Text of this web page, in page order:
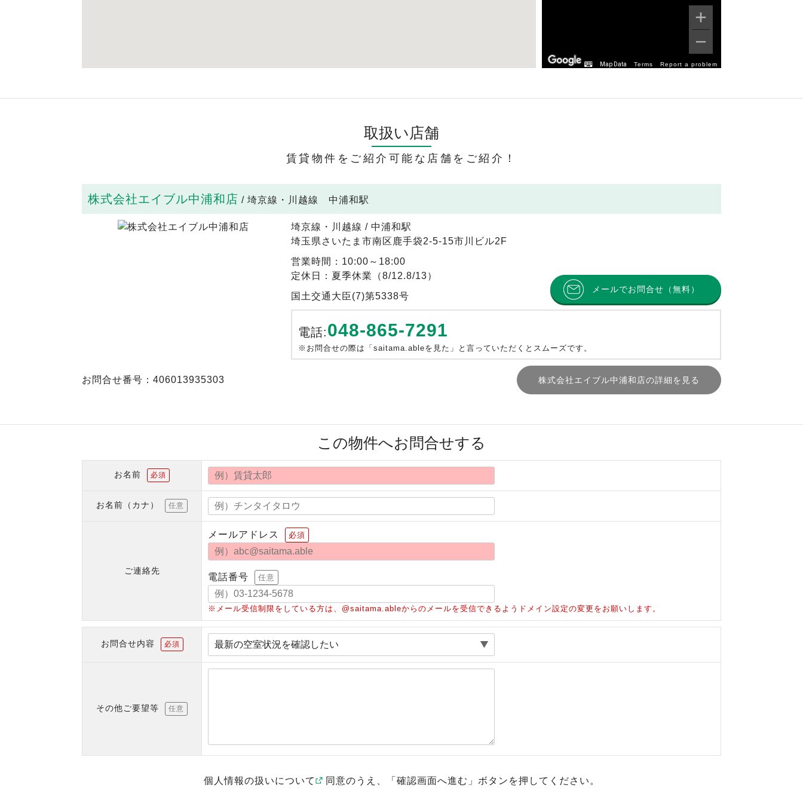
Map Data Terms Report a problem
取扱い店舗
賃貸物件をご紹介可能な店舗をご紹介！
株式会社エイブル中浦和店 / 埼京線・川越線 中浦和駅
埼京線・川越線 / 中浦和駅
埼玉県さいたま市南区鹿手袋2-5-15市川ビル2F
営業時間：10:00～18:00
定休日：夏季休業（8/12.8/13）
国土交通大臣(7)第5338号
メールでお問合せ（無料）
電話:048-865-7291
※お問合せの際は「saitama.ableを見た」と言っていただくとスムーズです。
お問合せ番号：406013935303 株式会社エイブル中浦和店の詳細を見る
この物件へお問合せする
お名前 必須
お名前（カナ） 任意
ご連絡先
メールアドレス 必須
電話番号 任意
※メール受信制限をしている方は、@saitama.ableからのメールを受信できるようドメイン設定の変更をお願いします。
お問合せ内容 必須
その他ご要望等 任意
個人情報の扱いについて 同意のうえ、「確認画面へ進む」ボタンを押してください。